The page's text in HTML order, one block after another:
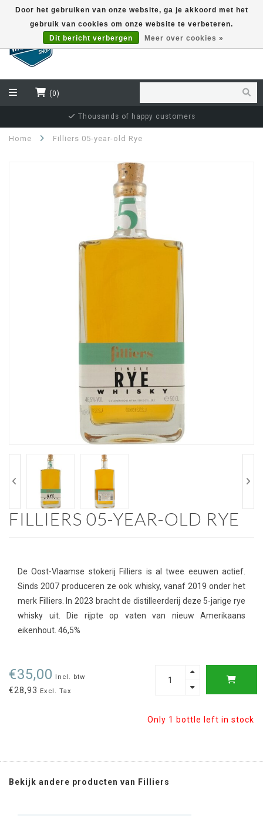
(0)
Independent bottler specialist
Home Filliers 05-year-old Rye
FILLIERS 05-YEAR-OLD RYE
De Oost-Vlaamse stokerij Filliers is al twee eeuwen actief.
Sinds 2007 produceren ze ook whisky, vanaf 2019 onder het
merk Filliers. In 2023 bracht de distilleerderij deze 5-jarige rye
whisky uit. Die rijpte op vaten van nieuw Amerikaans
eikenhout. 46,5%
€35,00 Incl. btw
€28,93 Excl. Tax
Only 1 bottle left in stock
Bekijk andere producten van Filliers
Door het gebruiken van onze website, ga je akkoord met het
gebruik van cookies om onze website te verbeteren.
Dit bericht verbergen
Meer over cookies »